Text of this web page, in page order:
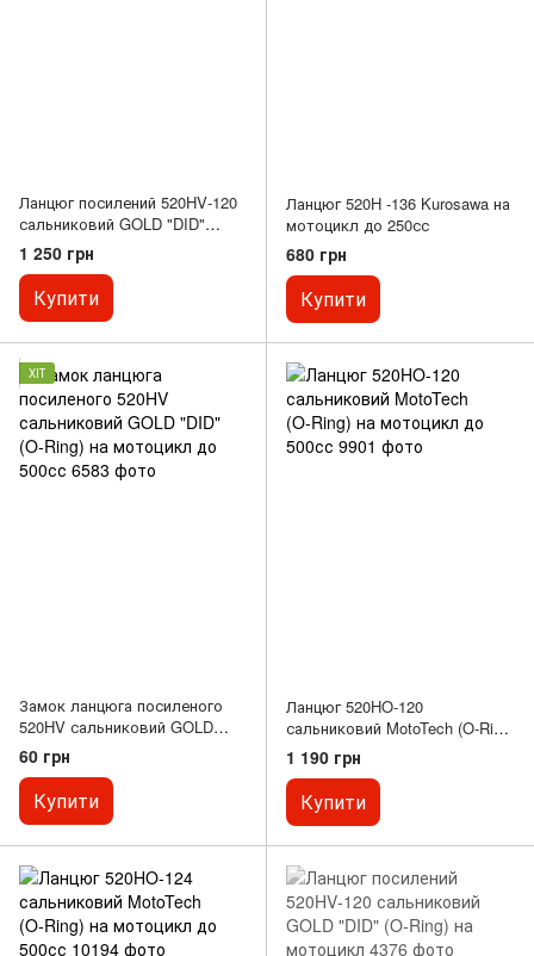
Ланцюг посилений 520HV‑120
сальниковий GOLD "DID"
(O‑Ring) на мотоцикл до 500сс
1 250 грн
Купити
Ланцюг 520H ‑136 Kurosawa на
мотоцикл до 250сс
680 грн
Купити
ХІТ
Замок ланцюга посиленого
520HV сальниковий GOLD
"DID" (O‑Ring) на мотоцикл до
500сс
60 грн
Купити
Ланцюг 520HO-120
сальниковий MotoTech (O‑Ring)
на мотоцикл до 500сс
1 190 грн
Купити